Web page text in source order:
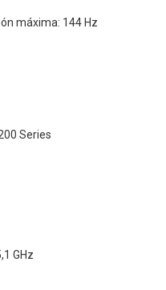
máxima: 144 Hz
Series
GHz